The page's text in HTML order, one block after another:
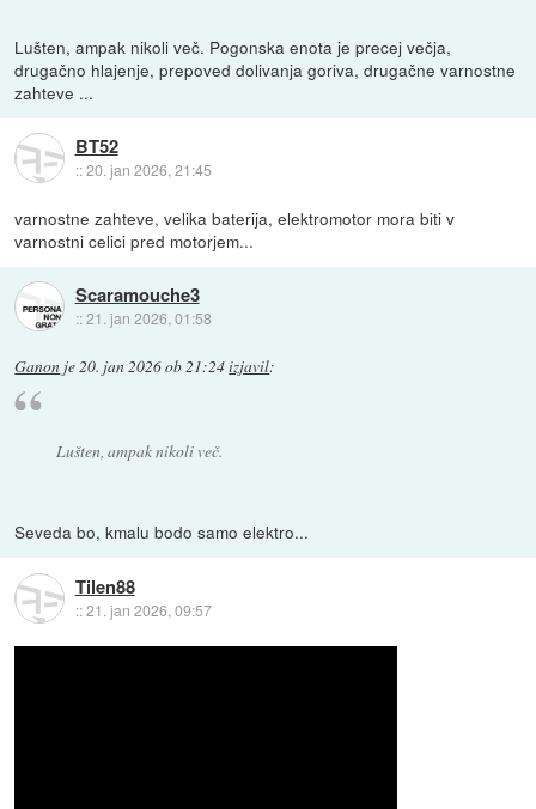
Lušten, ampak nikoli več. Pogonska enota je precej večja,
drugačno hlajenje, prepoved dolivanja goriva, drugačne varnostne
zahteve ...
BT52
::20. jan 2026, 21:45
varnostne zahteve, velika baterija, elektromotor mora biti v
varnostni celici pred motorjem...
Scaramouche3
::21. jan 2026, 01:58
Ganon je20. jan 2026 ob 21:24izjavil:
Lušten, ampak nikoli več.
Seveda bo, kmalu bodo samo elektro...
Tilen88
::21. jan 2026, 09:57